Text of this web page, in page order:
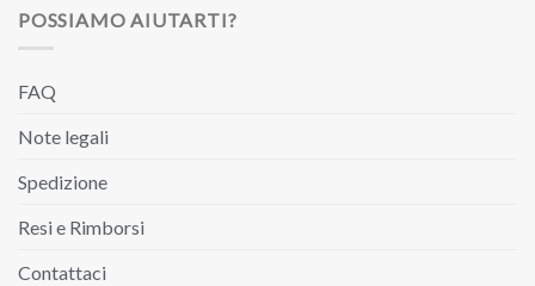
POSSIAMO AIUTARTI?
FAQ
Note legali
Spedizione
Resi e Rimborsi
Contattaci